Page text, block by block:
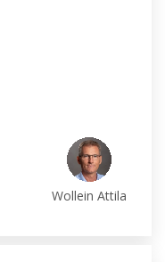
Wollein Attila